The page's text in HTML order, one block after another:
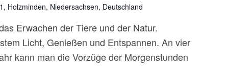
Holzminden, Niedersachsen, Deutschland
Erwachen der Tiere und der Natur.
Licht, Genießen und Entspannen. An vier
kann man die Vorzüge der Morgenstunden